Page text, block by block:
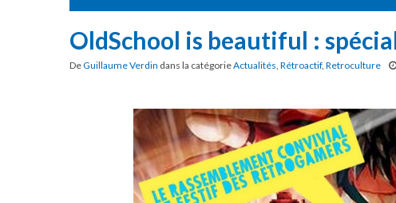
OldSchool is beautiful :
DeGuillaume Verdin dans la catégorieActualités, Rétroactif, Retroculture